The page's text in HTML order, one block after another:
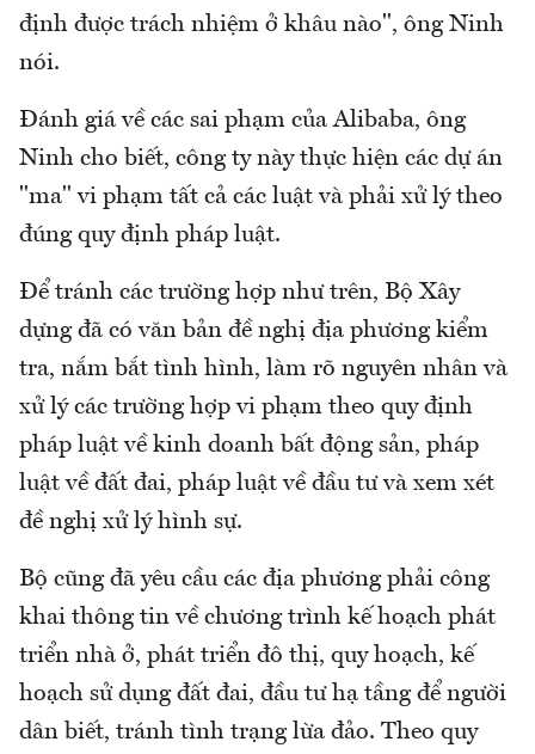
định được trách nhiệm ở khâu nào", ông Ninh
nói.
Đánh giá về các sai phạm của Alibaba, ông
Ninh cho biết, công ty này thực hiện các dự án
"ma" vi phạm tất cả các luật và phải xử lý theo
đúng quy định pháp luật.
Để tránh các trường hợp như trên, Bộ Xây
dựng đã có văn bản đề nghị địa phương kiểm
tra, nắm bắt tình hình, làm rõ nguyên nhân và
xử lý các trường hợp vi phạm theo quy định
pháp luật về kinh doanh bất động sản, pháp
luật về đất đai, pháp luật về đầu tư và xem xét
đề nghị xử lý hình sự.
Bộ cũng đã yêu cầu các địa phương phải công
khai thông tin về chương trình kế hoạch phát
triển nhà ở, phát triển đô thị, quy hoạch, kế
hoạch sử dụng đất đai, đầu tư hạ tầng để người
dân biết, tránh tình trạng lừa đảo. Theo quy